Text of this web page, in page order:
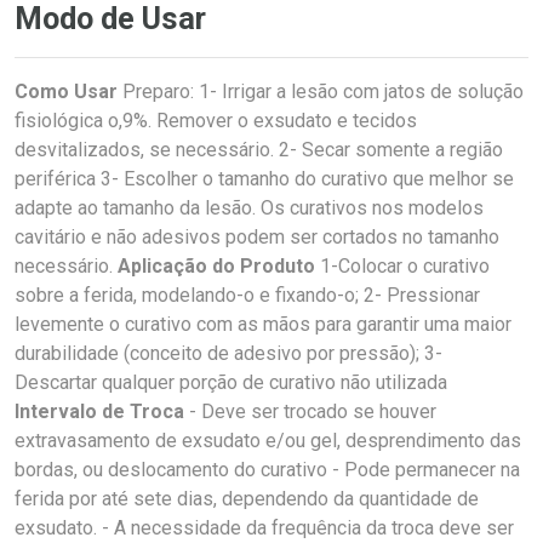
Modo de Usar
Como Usar Preparo: 1- Irrigar a lesão com jatos de solução
fisiológica o,9%. Remover o exsudato e tecidos
desvitalizados, se necessário. 2- Secar somente a região
periférica 3- Escolher o tamanho do curativo que melhor se
adapte ao tamanho da lesão. Os curativos nos modelos
cavitário e não adesivos podem ser cortados no tamanho
necessário. Aplicação do Produto 1-Colocar o curativo
sobre a ferida, modelando-o e fixando-o; 2- Pressionar
levemente o curativo com as mãos para garantir uma maior
durabilidade (conceito de adesivo por pressão); 3-
Descartar qualquer porção de curativo não utilizada
Intervalo de Troca - Deve ser trocado se houver
extravasamento de exsudato e/ou gel, desprendimento das
bordas, ou deslocamento do curativo - Pode permanecer na
ferida por até sete dias, dependendo da quantidade de
exsudato. - A necessidade da frequência da troca deve ser